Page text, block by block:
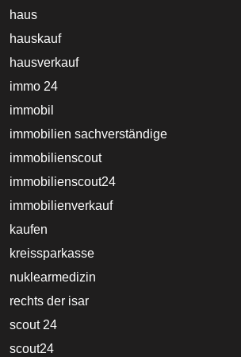
haus
hauskauf
hausverkauf
immo 24
immobil
immobilien sachverständige
immobilienscout
immobilienscout24
immobilienverkauf
kaufen
kreissparkasse
nuklearmedizin
rechts der isar
scout 24
scout24